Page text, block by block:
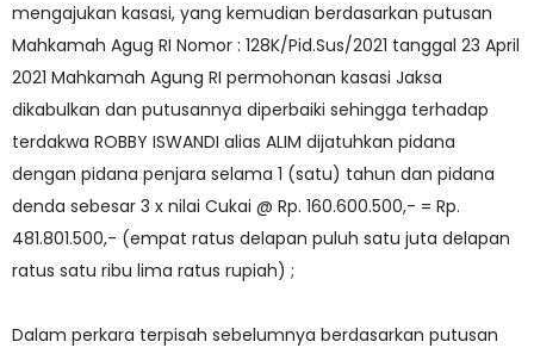
mengajukan kasasi, yang kemudian berdasarkan putusan
Mahkamah Agug RI Nomor : 128K/Pid.Sus/2021 tanggal 23 April
2021 Mahkamah Agung RI permohonan kasasi Jaksa
dikabulkan dan putusannya diperbaiki sehingga terhadap
terdakwa ROBBY ISWANDI alias ALIM dijatuhkan pidana
dengan pidana penjara selama 1 (satu) tahun dan pidana
denda sebesar 3 x nilai Cukai @ Rp. 160.600.500,- = Rp.
481.801.500,- (empat ratus delapan puluh satu juta delapan
ratus satu ribu lima ratus rupiah) ;
Dalam perkara terpisah sebelumnya berdasarkan putusan